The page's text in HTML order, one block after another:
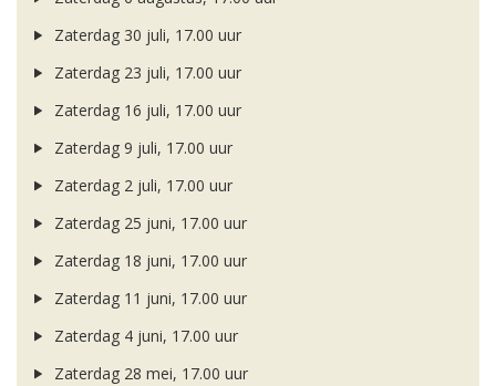
Zaterdag 30 juli, 17.00 uur
Zaterdag 23 juli, 17.00 uur
Zaterdag 16 juli, 17.00 uur
Zaterdag 9 juli, 17.00 uur
Zaterdag 2 juli, 17.00 uur
Zaterdag 25 juni, 17.00 uur
Zaterdag 18 juni, 17.00 uur
Zaterdag 11 juni, 17.00 uur
Zaterdag 4 juni, 17.00 uur
Zaterdag 28 mei, 17.00 uur